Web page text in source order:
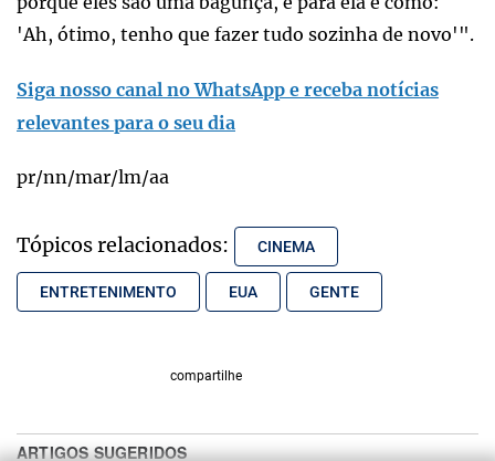
'Ah, ótimo, tenho que fazer tudo sozinha de novo'".
Siga nosso canal no WhatsApp e receba notícias
relevantes para o seu dia
pr/nn/mar/lm/aa
Tópicos relacionados: CINEMA
ENTRETENIMENTO EUA GENTE
compartilhe